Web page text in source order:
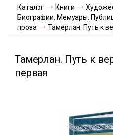
Условия
Каталог Книги
Биографии. Мемуары.
проза
Тамерлан. Путь к
Тамерлан. Путь к
первая